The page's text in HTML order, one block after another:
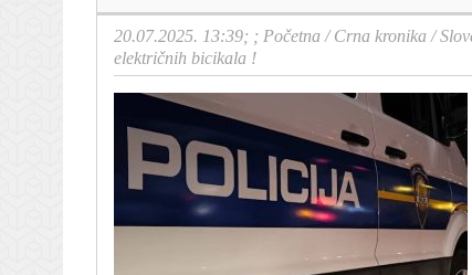
20.07.2025. 13:39; ; Početna /Crna kronika /
električnih bicikala !